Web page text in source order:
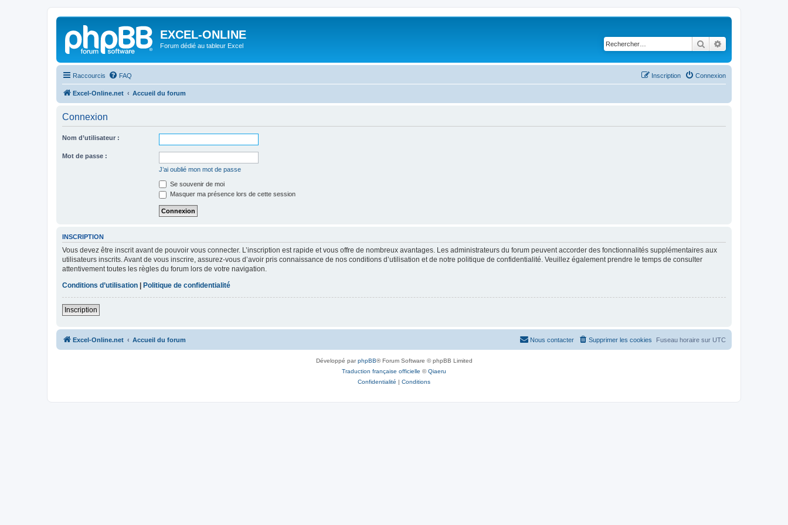
EXCEL-ONLINE
Forum dédié au tableur Excel Rechercher
Raccourcis FAQ Connexion
Inscription
Excel-Online.net Accueil du forum
Connexion
Nom d’utilisateur :
Mot de passe :
J’ai oublié mon mot de passe
Se souvenir de moi
Masquer ma présence lors de cette session
INSCRIPTION
Vous devez être inscrit avant de pouvoir vous connecter. L’inscription est rapide et vous offre de nombreux avantages. Les administrateurs du forum peuvent accorder des fonctionnalités supplémentaires aux
utilisateurs inscrits. Avant de vous inscrire, assurez-vous d’avoir pris connaissance de nos conditions d’utilisation et de notre politique de confidentialité. Veuillez également prendre le temps de consulter
attentivement toutes les règles du forum lors de votre navigation.
Conditions d’utilisation
Politique de confidentialité
Inscription
Excel-Online.net Accueil du forum Fuseau horaire sur UTC
Supprimer les cookies
Nous contacter
Développé parphpBB® Forum Software © phpBB Limited
Traduction française officielle ©Qiaeru
Confidentialité | Conditions